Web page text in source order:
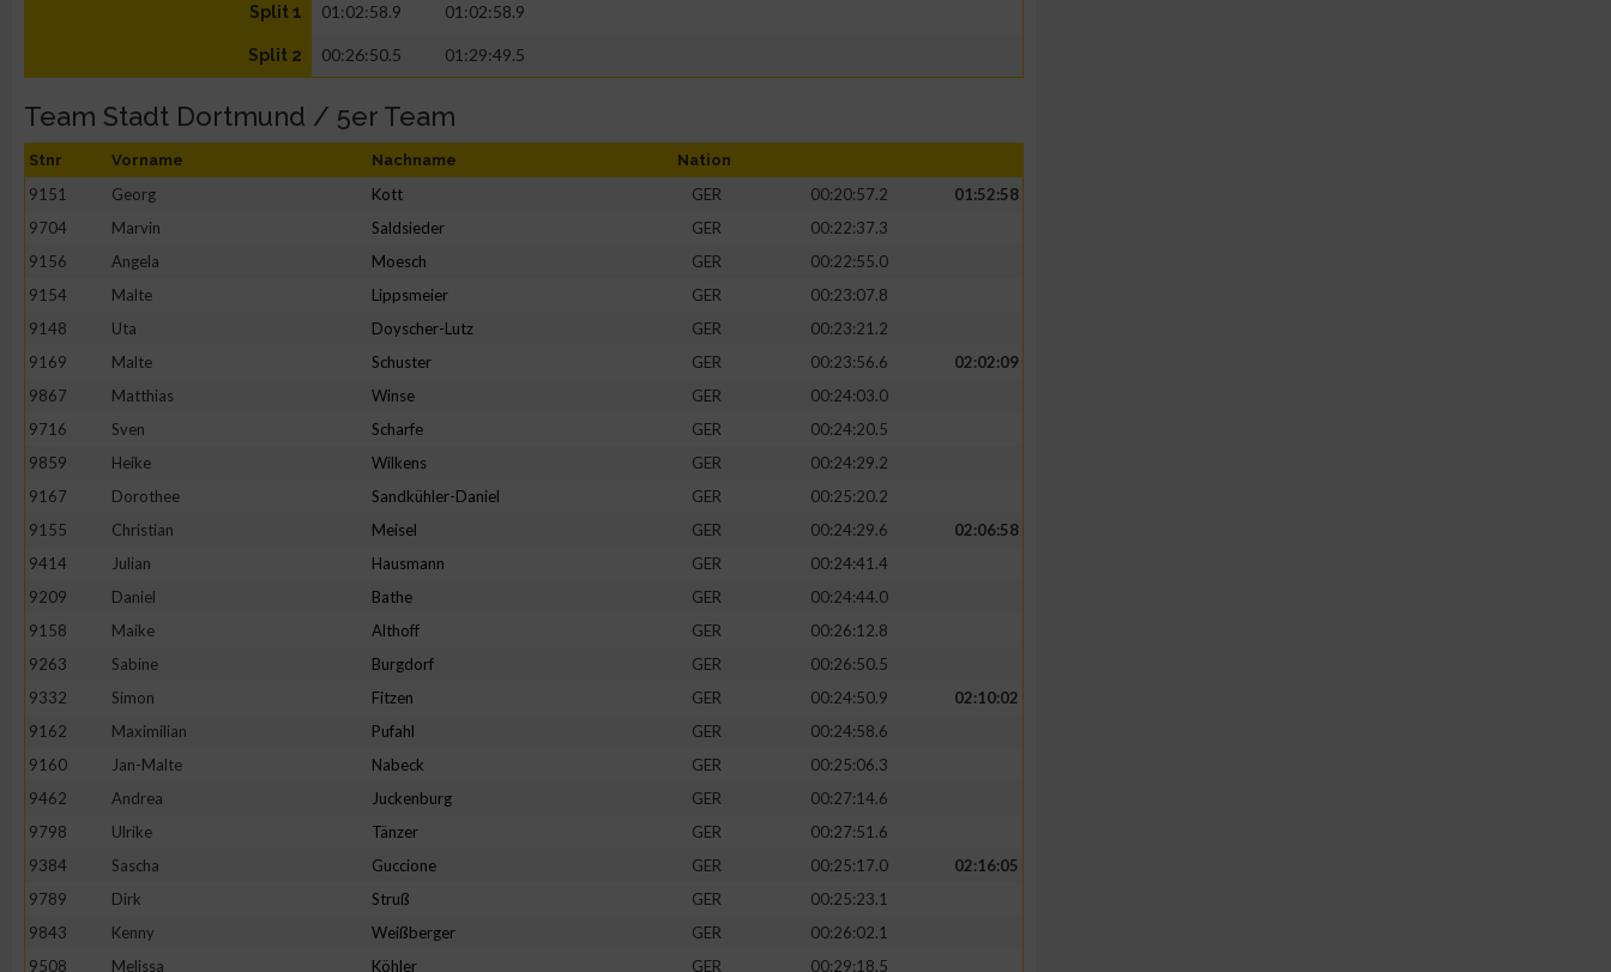
Split 1 01:02:58.9 01:02:58.9
Split 2 00:26:50.5 01:29:49.5
Team Stadt Dortmund / 5er Team
Stnr Vorname Nachname Nation
9151 Georg Kott GER 00:20:57.2
01:52:58
9704
Marvin Saldsieder GER
00:22:37.3
9156
Angela Moesch GER
00:22:55.0
9154
Malte Lippsmeier GER
00:23:07.8
9148
Uta Doyscher-Lutz GER
00:23:21.2
9169
Malte Schuster GER 00:23:56.6
02:02:09
9867
Matthias Winse GER
00:24:03.0
9716
Sven Scharfe GER
00:24:20.5
9859
Heike Wilkens GER
00:24:29.2
9167
Dorothee Sandkühler-Daniel GER
00:25:20.2
9155
Christian Meisel GER 00:24:29.6
02:06:58
9414
Julian Hausmann GER
00:24:41.4
9209
Daniel Bathe GER
00:24:44.0
9158
Maike Althoff GER
00:26:12.8
9263
Sabine Burgdorf GER
00:26:50.5
9332
Simon Fitzen GER 00:24:50.9
02:10:02
9162
Maximilian Pufahl GER
00:24:58.6
9160
Jan-Malte Nabeck GER
00:25:06.3
9462
Andrea Juckenburg GER
00:27:14.6
9798
Ulrike Tänzer GER
00:27:51.6
9384
Sascha Guccione GER 00:25:17.0
02:16:05
9789
Dirk Struß GER
00:25:23.1
9843
Kenny Weißberger GER
00:26:02.1
9508
Melissa Köhler GER
00:29:18.5